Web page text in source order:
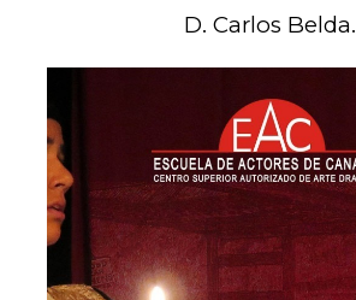
D. Carlos Belda.